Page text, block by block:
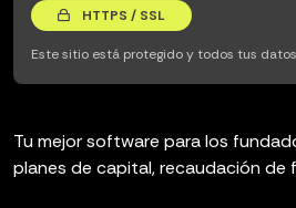
HTTPS / SSL
Este sitio está protegido y todos tus
Tu mejor software para los
planes de capital, recaudación de